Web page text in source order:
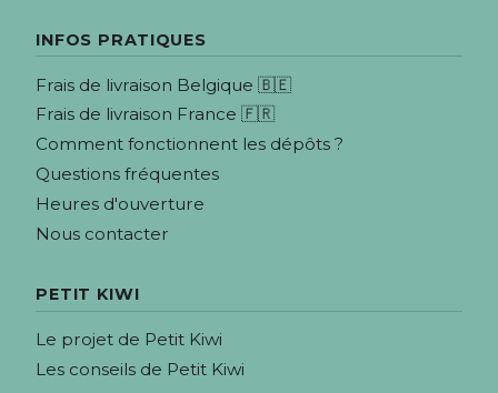
INFOS PRATIQUES
Frais de livraison Belgique 🇧🇪
Frais de livraison France 🇫🇷
Comment fonctionnent les dépôts ?
Questions fréquentes
Heures d'ouverture
Nous contacter
PETIT KIWI
Le projet de Petit Kiwi
Les conseils de Petit Kiwi